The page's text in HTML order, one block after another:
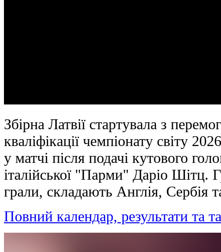
Збірна Латвії стартувала з
кваліфікації чемпіонату світу
у матчі після подачі кутового
італійської "Парми" Даріо
грали, складають Англія, Сербія
Повний календар, результати та